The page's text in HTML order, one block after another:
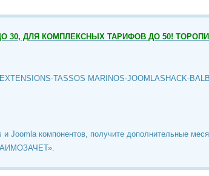
30, ДЛЯ КОМПЛЕКСНЫХ ТАРИФОВ ДО 50!
TASSOS MARINOS-JOOMLASHACK-
Joomla компонентов, получите дополнительные